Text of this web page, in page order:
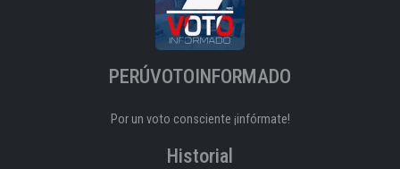
PERÚVOTOINFORMADO
Por un voto consciente ¡infórmate!
Historial